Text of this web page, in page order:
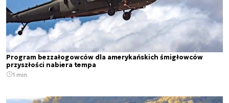
Program bezzałogowców dla amerykańskich śmigłowców
przyszłości nabiera tempa
1 min.